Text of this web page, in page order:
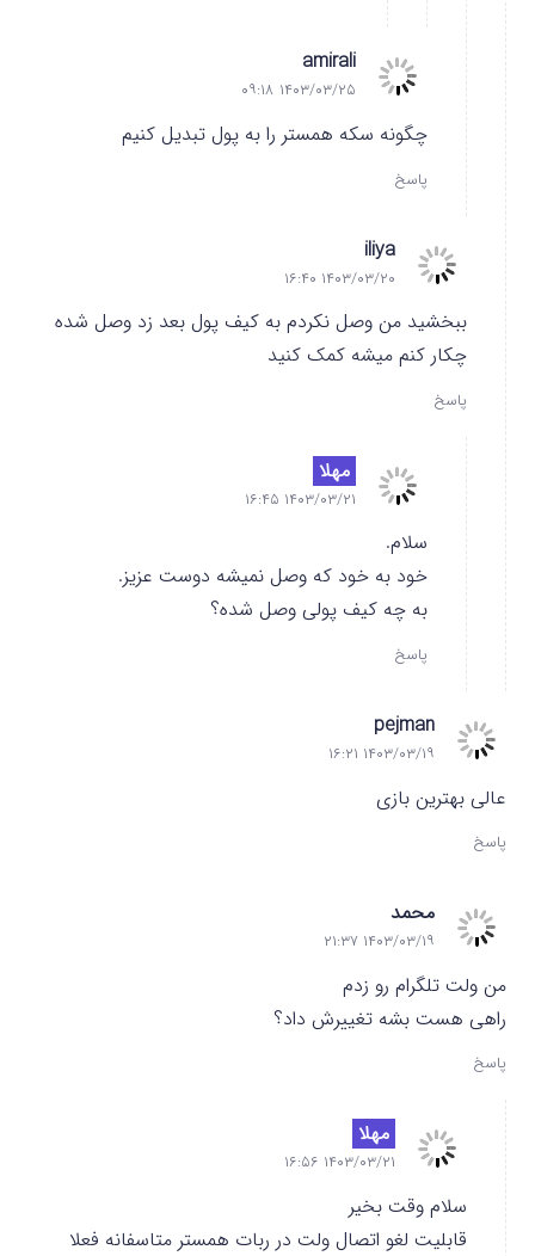
amirali
۱۴۰۳/۰۳/۲۵ ۰۹:۱۸
چگونه سکه همستر را به پول تبدیل کنیم
پاسخ
iliya
۱۴۰۳/۰۳/۲۰ ۱۶:۴۰
ببخشید من وصل نکردم به کیف پول بعد زد وصل شده
چکار کنم میشه کمک کنید
پاسخ
مهلا
۱۴۰۳/۰۳/۲۱ ۱۶:۴۵
سلام.
خود به خود که وصل نمیشه دوست عزیز.
به چه کیف پولی وصل شده؟
پاسخ
pejman
۱۴۰۳/۰۳/۱۹ ۱۶:۲۱
عالی بهترین بازی
پاسخ
محمد
۱۴۰۳/۰۳/۱۹ ۲۱:۳۷
من ولت تلگرام رو زدم
راهی هست بشه تغییرش داد؟
پاسخ
مهلا
۱۴۰۳/۰۳/۲۱ ۱۶:۵۶
سلام وقت بخیر
قابلیت لغو اتصال ولت در ربات همستر متاسفانه فعلا